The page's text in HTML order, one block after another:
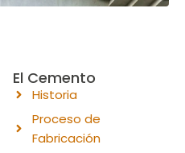
El Cemento
Historia
Proceso de
Fabricación